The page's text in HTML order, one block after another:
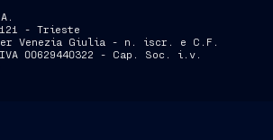
- Trieste
Venezia Giulia - n. iscr. e C.F.
00629440322 - Cap. Soc. i.v.